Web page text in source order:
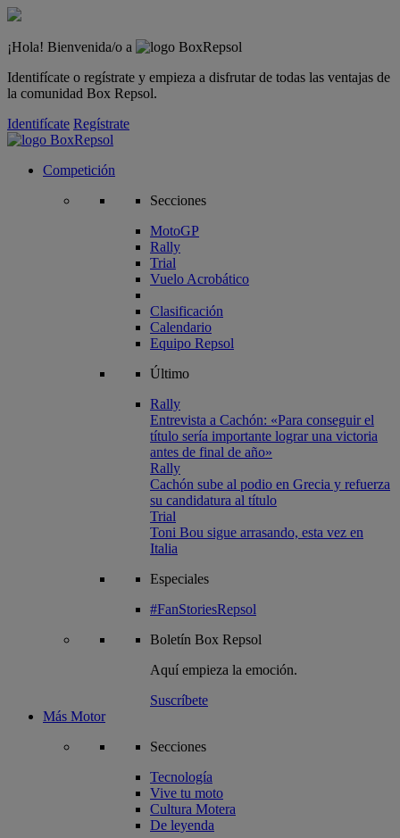
¡Hola! Bienvenida/o a
Identifícate o regístrate y empieza a disfrutar de todas las ventajas de
la comunidad Box Repsol.
Identifícate Regístrate
Competición
Secciones
MotoGP
Rally
Trial
Vuelo Acrobático
Clasificación
Calendario
Equipo Repsol
Último
Rally
Entrevista a Cachón: «Para conseguir el
título sería importante lograr una victoria
antes de final de año»
Rally
Cachón sube al podio en Grecia y refuerza
su candidatura al título
Trial
Toni Bou sigue arrasando, esta vez en
Italia
Especiales
#FanStoriesRepsol
Boletín Box Repsol
Aquí empieza la emoción.
Suscríbete
Más Motor
Secciones
Tecnología
Vive tu moto
Cultura Motera
De leyenda